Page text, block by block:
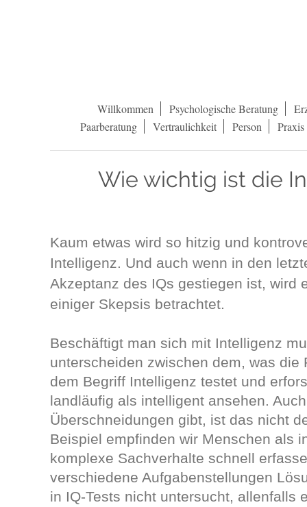
Willkommen Psychologische Beratung
Paarberatung
Vertraulichkeit Person Praxis
Wie wichtig ist die
Kaum etwas wird so hitzig und
Intelligenz. Und auch wenn in den
Akzeptanz des IQs gestiegen ist, wird
einiger Skepsis betrachtet.
Beschäftigt man sich mit Intelligenz
unterscheiden zwischen dem, was die
dem Begriff Intelligenz testet und
landläufig als intelligent ansehen.
Überschneidungen gibt, ist das nicht
Beispiel empfinden wir Menschen als
komplexe Sachverhalte schnell
verschiedene Aufgabenstellungen
in IQ-Tests nicht untersucht, allenfalls